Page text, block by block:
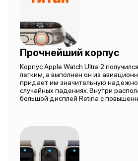
Прочнейший корпус
Корпус Apple Watch Ultra 2
легким, а выполнен он из
придает им значительную
случайных падениях. Внутри
большой дисплей Retina с